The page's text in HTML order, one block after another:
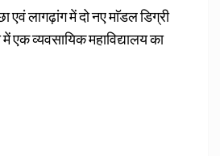
एवं लागढ़ांग में दो नए माॅडल डिग्री
एक व्यवसायिक महाविद्यालय का